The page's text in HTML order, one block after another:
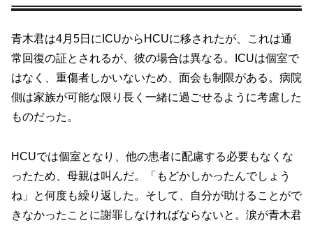
青木君は4月5日にICUからHCUに移されたが、これは通
常回復の証とされるが、彼の場合は異なる。ICUは個室で
はなく、重傷者しかいないため、面会も制限がある。病院
側は家族が可能な限り長く一緒に過ごせるように考慮した
ものだった。
HCUでは個室となり、他の患者に配慮する必要もなくな
ったため、母親は叫んだ。「もどかしかったんでしょう
ね」と何度も繰り返した。そして、自分が助けることがで
きなかったことに謝罪しなければならないと。涙が青木君